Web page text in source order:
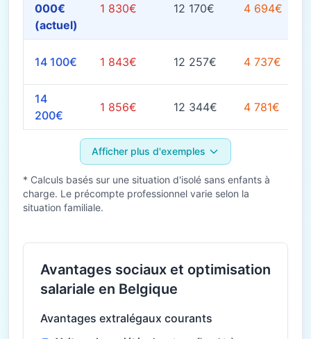
000€
(actuel)
1 830€ 12 170€ 4 694€
14 100€ 1 843€ 12 257€ 4 737€
14
200€
1 856€ 12 344€ 4 781€
Afficher plus d'exemples
* Calculs basés sur une situation d'isolé sans enfants à
charge. Le précompte professionnel varie selon la
situation familiale.
Avantages sociaux et optimisation
salariale en Belgique
Avantages extralégaux courants